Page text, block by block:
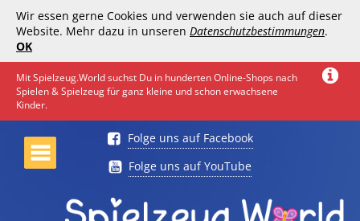
Wir essen gerne Cookies und verwenden sie auch auf dieser
Website. Mehr dazu in unseren Datenschutzbestimmungen.
OK
Mit Spielzeug.World suchst Du in hunderten Online-Shops nach
Spielen & Spielzeug für ganz kleine und schon erwachsene
Kinder.
Folge uns auf Facebook
Folge uns auf YouTube